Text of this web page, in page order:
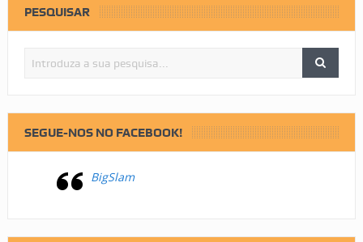
PESQUISAR
SEGUE-NOS NO FACEBOOK!
BigSlam